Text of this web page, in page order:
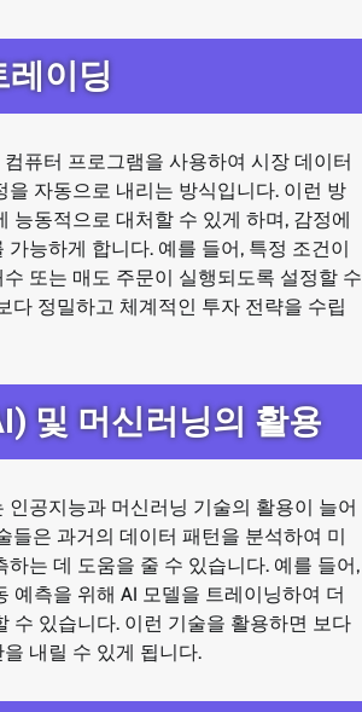
이딩
퓨터 프로그램을 사용하여 시장 데이터
을 자동으로 내리는 방식입니다. 이런 방
능동적으로 대처할 수 있게 하며, 감정에
능하게 합니다. 예를 들어, 특정 조건이
또는 매도 주문이 실행되도록 설정할 수
다 정밀하고 체계적인 투자 전략을 수립
및 머신러닝의 활용
인공지능과 머신러닝 기술의 활용이 늘어
들은 과거의 데이터 패턴을 분석하여 미
하는 데 도움을 줄 수 있습니다. 예를 들어,
예측을 위해 AI 모델을 트레이닝하여 더
수 있습니다. 이런 기술을 활용하면 보다
내릴 수 있게 됩니다.